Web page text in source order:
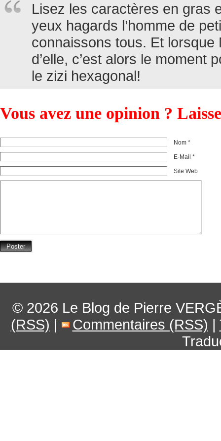
Lisez les caractères en gras
yeux hagards l’homme de
connaissons tous. Et
d’elle, c’est alors le moment
le zizi hexagonal!
Vous avez une opinion ?
Nom *
E-Mail *
Site Web
© 2026 Le Blog de Pierre
(RSS) | Commentaires (RSS) |